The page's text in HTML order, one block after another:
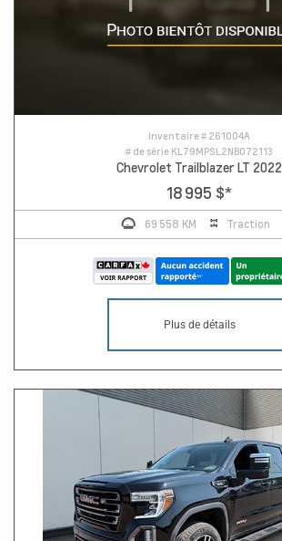
Inventaire # 261004A
# de série KL79MPSL2NB072113
Chevrolet Trailblazer LT 2022
18 995 $*
69 558 KM Traction
Plus de détails